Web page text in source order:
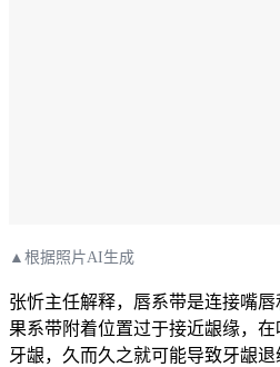
▲根据照片AI生成
张忻主任解释，唇系带是连接嘴
果系带附着位置过于接近龈缘，
牙龈，久而久之就可能导致牙龈退